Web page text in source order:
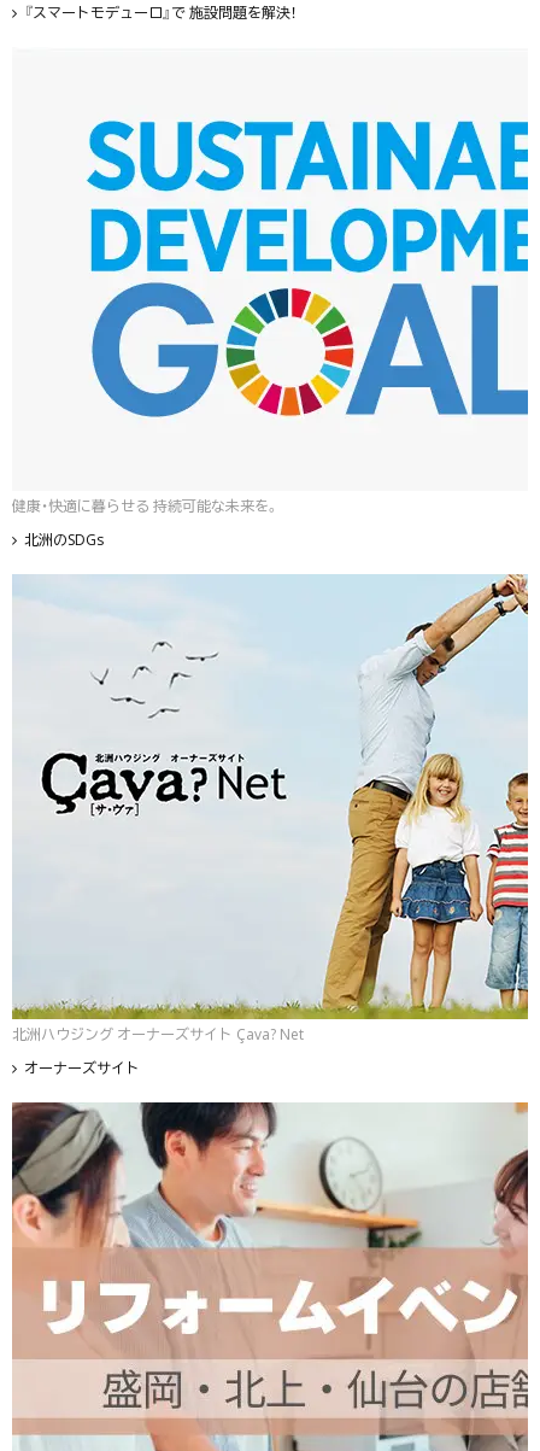
『スマートモデューロ』で 施設問題を解決！
健康・快適に暮らせる 持続可能な未来を。
北洲のSDGs
北洲ハウジング オーナーズサイト Çava? Net
オーナーズサイト